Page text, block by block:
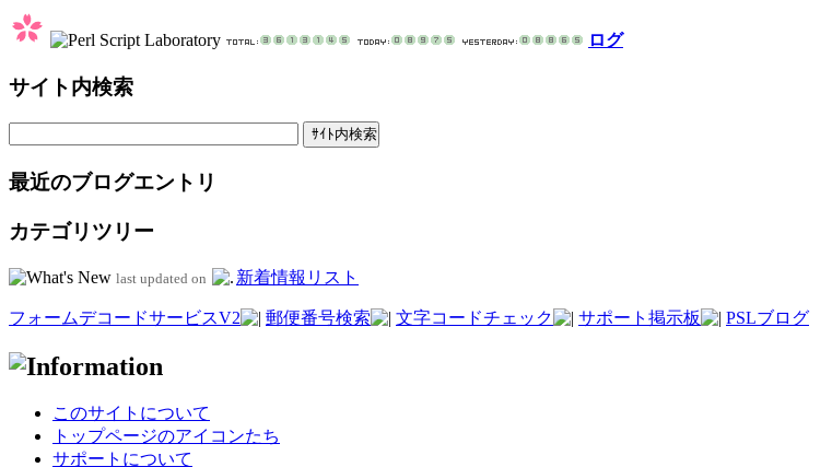
ログ
サイト内検索
最近のブログエントリ
カテゴリツリー
last updated on 新着情報リスト
フォームデコードサービスV2 郵便番号検索 文字コードチェック サポート掲示板 PSLブログ
このサイトについて
トップページのアイコンたち
サポートについて